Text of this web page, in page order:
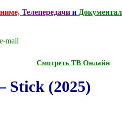
Телепередачи и
mаil
Смотреть ТВ Онлайн
(2025)